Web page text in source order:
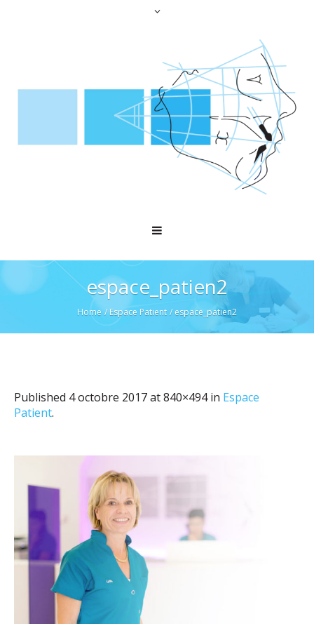
espace_patien2
Home /Espace Patient / espace_patien2
Published 4 octobre 2017at 840×494 in Espace
Patient.